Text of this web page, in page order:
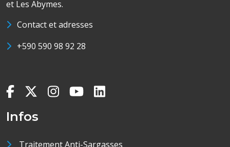
et Les Abymes.
Contact et adresses
+590 590 98 92 28
Infos
Traitement Anti-Sargasses